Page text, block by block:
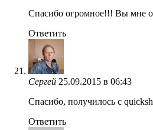
Спасибо огромное!!! Вы мне
Ответить
Сергей 25.09.2015 в 06:43
Спасибо, получилось с
Ответить